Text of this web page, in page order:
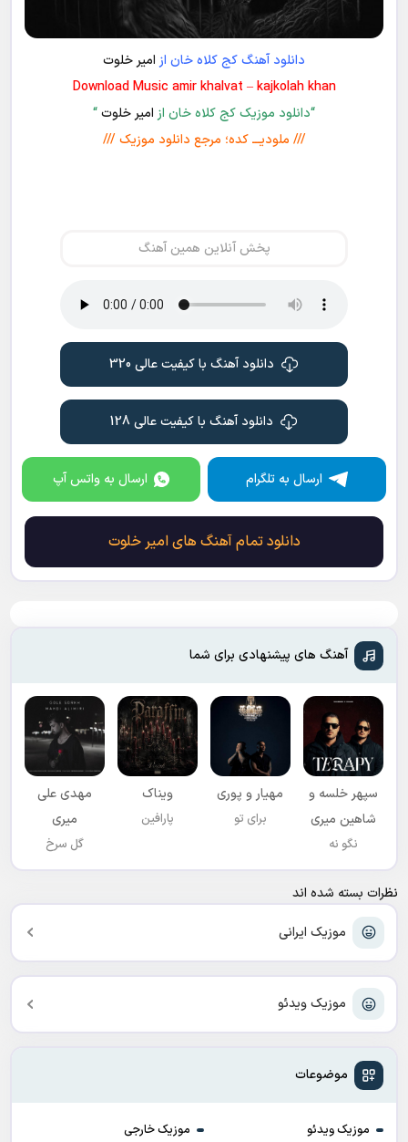
موزیک ایرانی
موزیک ویدئو
موضوعات
موزیک ویدئو موزیک خارجی
دانلود آهنگ کج کلاه خان از امیر خلوت
Download Music amir khalvat – kajkolah khan
“دانلود موزیک کج کلاه خان از امیر خلوت“
/// ملودیـــ کده؛ مرجع دانلود موزیک ///
پخش آنلاین همین آهنگ
دانلود آهنگ با کیفیت عالی 320
دانلود آهنگ با کیفیت عالی 128
ارسال به تلگرام ارسال به واتس آپ
دانلود تمام آهنگ های امیر خلوت
آهنگ های پیشنهادی برای شما
سپهر خلسه و
شاهین میری
نگو نه
مهیار و پوری
برای تو
ویناک
پارافین
مهدی علی
میری
گل سرخ
نظرات بسته شده اند